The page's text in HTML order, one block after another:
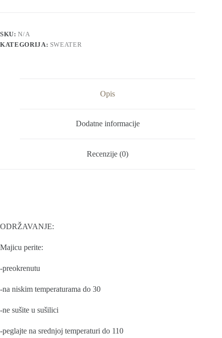
SKU:N/A
KATEGORIJA: SWEATER
Opis
Dodatne informacije
Recenzije (0)
ODRŽAVANJE:
Majicu perite:
-preokrenutu
-na niskim temperaturama do 30
-ne sušite u sušilici
-peglajte na srednjoj temperaturi do 110